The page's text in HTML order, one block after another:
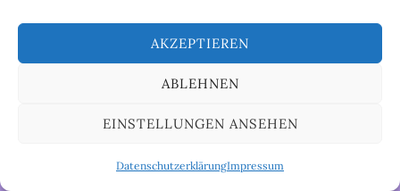
AKZEPTIEREN
ABLEHNEN
EINSTELLUNGEN ANSEHEN
DatenschutzerklärungImpressum